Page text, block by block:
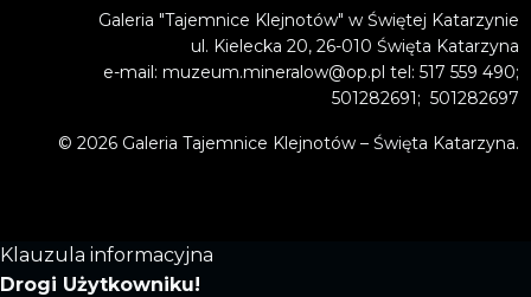
Galeria "Tajemnice Klejnotów" w Świętej Katarzynie
ul. Kielecka 20, 26-010 Święta Katarzyna
e-mail: muzeum.mineralow@op.pl tel: 517 559 490;
501282691; 501282697
© 2026 Galeria Tajemnice Klejnotów – Święta Katarzyna.
Klauzula informacyjna
Drogi Użytkowniku!